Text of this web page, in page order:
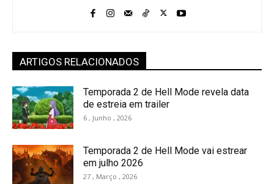
ARTIGOS RELACIONADOS
Temporada 2 de Hell Mode revela data
de estreia em trailer
6 , Junho , 2026
Temporada 2 de Hell Mode vai estrear
em julho 2026
27 , Março , 2026